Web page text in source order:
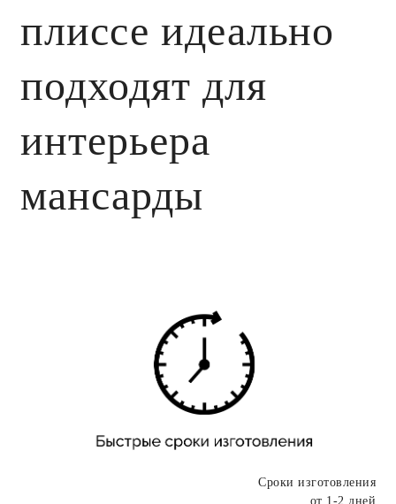
плиссе идеально
подходят для
интерьера
мансарды
Сроки изготовления
от 1-2 дней